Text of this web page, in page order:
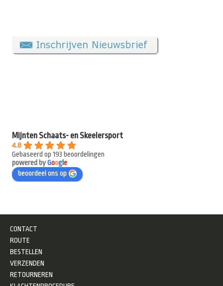
Mijnten Schaats- en Skeelersport
4.8
Gebaseerd op 193 beoordelingen
powered byGooge
beoordeel ons op
CONTACT
ROUTE
BESTELLEN
VERZENDEN
RETOURNEREN